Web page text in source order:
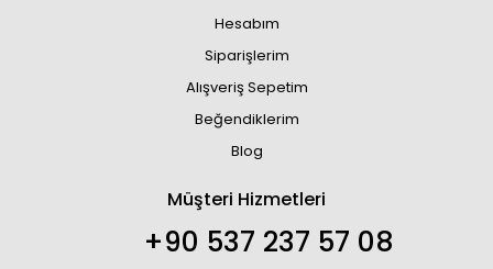
Hesabım
Siparişlerim
Alışveriş Sepetim
Beğendiklerim
Blog
Müşteri Hizmetleri
+90 537 237 57 08